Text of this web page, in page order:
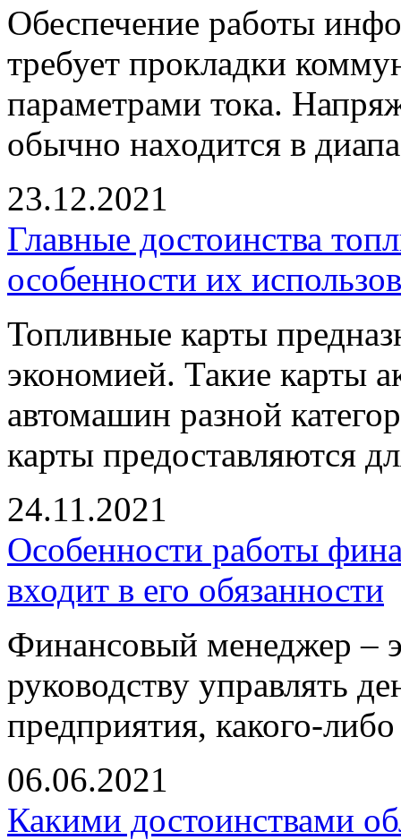
Обеспечение работы
требует прокладки
параметрами тока.
обычно находится в
23.12.2021
Главные достоинства
особенности их
Топливные карты
экономией. Такие карты
автомашин разной
карты предоставляются
24.11.2021
Особенности работы
входит в его обязанности
Финансовый менеджер –
руководству управлять
предприятия, какого-
06.06.2021
Какими достоинствами